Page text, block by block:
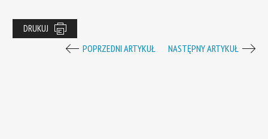
DRUKUJ
POPRZEDNI ARTYKUŁ NASTĘPNY ARTYKUŁ